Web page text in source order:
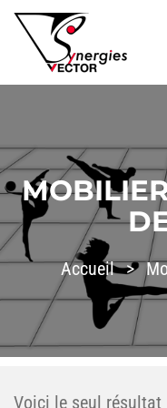
Aller au contenu
SYNERGIES
Accueil >
Voici le seul résultat